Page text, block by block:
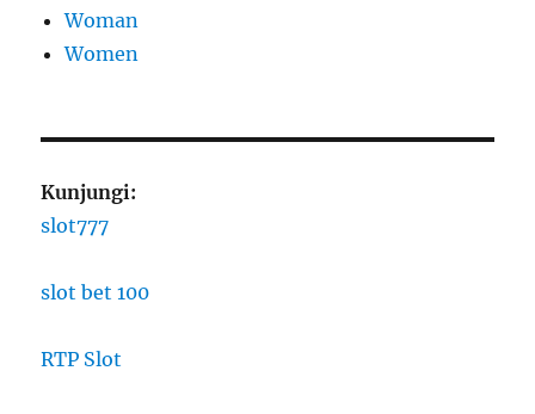
Woman
Women
Kunjungi:
slot777
slot bet 100
RTP Slot